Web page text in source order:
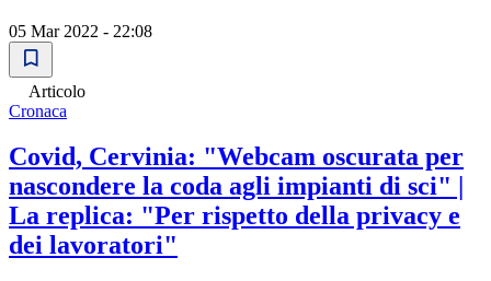
05 Mar 2022 - 22:08
Articolo
Cronaca
Covid, Cervinia: "Webcam oscurata per
nascondere la coda agli impianti di sci" |
La replica: "Per rispetto della privacy e
dei lavoratori"